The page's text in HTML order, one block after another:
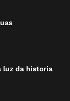
luz da historia